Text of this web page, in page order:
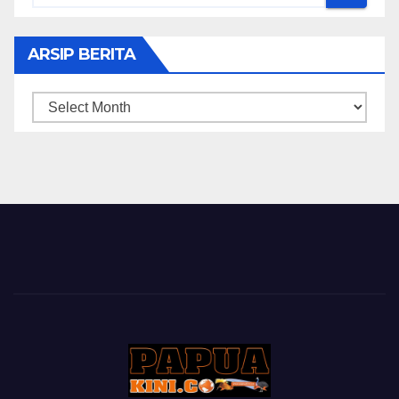
ARSIP BERITA
ARSIP